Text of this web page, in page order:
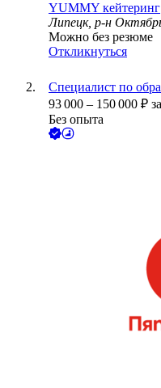
YUMMY кейтеринг
Липецк, р-н
Можно без резюме
Откликнуться
Специалист по
93 000 – 150 000 ₽
Без опыта